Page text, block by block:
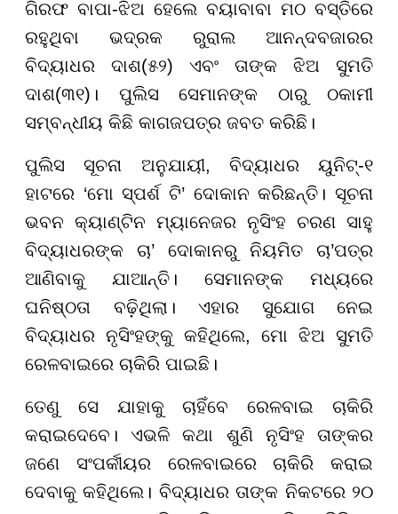
ଗିରଫ ବାପା-ଝିଅ ହେଲେ ବୟାବାବା ମଠ ବସ୍ତିରେ
ରହୁଥିବା ଭଦ୍ରକ ରୁରାଲ ଆନନ୍ଦବଜାରର
ବିଦ୍ୟାଧର ଦାଶ(୫୨) ଏବଂ ତାଙ୍କ ଝିଅ ସୁମତି
ଦାଶ(୩୧)। ପୁଲିସ ସେମାନଙ୍କ ଠାରୁ ଠକାମୀ
ସମ୍ବନ୍ଧୀୟ କିଛି କାଗଜପତ୍ର ଜବତ କରିଛି।
ପୁଲିସ ସୂଚନା ଅନୁଯାୟୀ, ବିଦ୍ୟାଧର ୟୁନିଟ୍-୧
ହାଟରେ ‘ମୋ ସ୍ପର୍ଶ ଟି’ ଦୋକାନ କରିଛନ୍ତି। ସୂଚନା
ଭବନ କ୍ୟାଣ୍ଟିନ ମ୍ୟାନେଜର ନୃସିଂହ ଚରଣ ସାହୁ
ବିଦ୍ୟାଧରଙ୍କ ଚା’ ଦୋକାନରୁ ନିୟମିତ ଚା’ପତ୍ର
ଆଣିବାକୁ ଯାଆନ୍ତି। ସେମାନଙ୍କ ମଧ୍ୟରେ
ଘନିଷ୍ଠତା ବଢ଼ିଥିଲା। ଏହାର ସୁଯୋଗ ନେଇ
ବିଦ୍ୟାଧର ନୃସିଂହଙ୍କୁ କହିଥିଲେ, ମୋ ଝିଅ ସୁମତି
ରେଳବାଇରେ ଚାକିରି ପାଇଛି।
ତେଣୁ ସେ ଯାହାକୁ ଚାହିଁବେ ରେଳବାଇ ଚାକିରି
କରାଇଦେବେ। ଏଭଳି କଥା ଶୁଣି ନୃସିଂହ ତାଙ୍କର
ଜଣେ ସଂପର୍କୀୟର ରେଳବାଇରେ ଚାକିରି କରାଇ
ଦେବାକୁ କହିଥିଲେ। ବିଦ୍ୟାଧର ତାଙ୍କ ନିକଟରେ ୨୦